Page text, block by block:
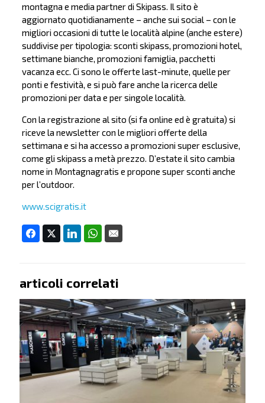
montagna e media partner di Skipass. Il sito è
aggiornato quotidianamente – anche sui social – con le
migliori occasioni di tutte le località alpine (anche estere)
suddivise per tipologia: sconti skipass, promozioni hotel,
settimane bianche, promozioni famiglia, pacchetti
vacanza ecc. Ci sono le offerte last-minute, quelle per
ponti e festività, e si può fare anche la ricerca delle
promozioni per data e per singole località.
Con la registrazione al sito (si fa online ed è gratuita) si
riceve la newsletter con le migliori offerte della
settimana e si ha accesso a promozioni super esclusive,
come gli skipass a metà prezzo. D’estate il sito cambia
nome in Montagnagratis e propone super sconti anche
per l’outdoor.
www.scigratis.it
articoli correlati